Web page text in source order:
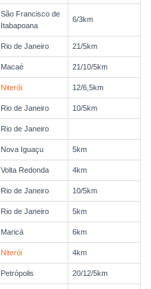
São Francisco de
Itabapoana
6/3km
Rio de Janeiro 21/5km
Macaé 21/10/5km
Niterói 12/6,5km
Rio de Janeiro 10/5km
Rio de Janeiro
Nova Iguaçu 5km
Volta Redonda 4km
Rio de Janeiro 10/5km
Rio de Janeiro 5km
Maricá 6km
Niterói 4km
Petrópolis 20/12/5km